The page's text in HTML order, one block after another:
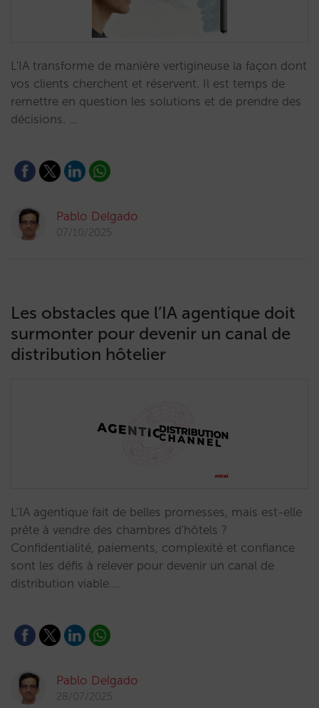
L'IA transforme de manière vertigineuse la façon dont
vos clients cherchent et réservent. Il est temps de
remettre en question les solutions et de prendre des
décisions. …
Pablo Delgado
07/10/2025
Les obstacles que l’IA agentique doit
surmonter pour devenir un canal de
distribution hôtelier
L’IA agentique fait de belles promesses, mais est-elle
prête à vendre des chambres d'hôtels ?
Confidentialité, paiements, complexité et confiance
sont les défis à relever pour devenir un canal de
distribution viable.…
Pablo Delgado
28/07/2025